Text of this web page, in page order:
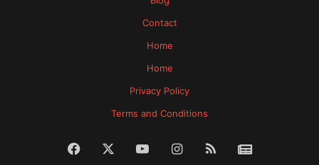
Contact
Home
Home
Privacy Policy
Terms and Conditions
Facebook YouTubeInstagram
RSS News